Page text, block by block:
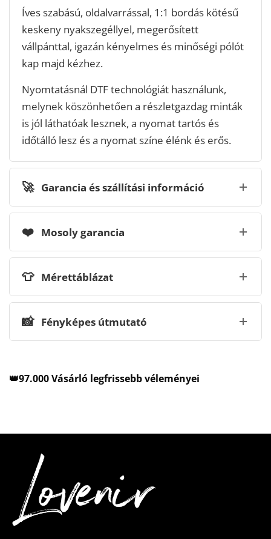
Íves szabású, oldalvarrással, 1:1 bordás kötésű
keskeny nyakszegéllyel, megerősített
vállpánttal, igazán kényelmes és minőségi pólót
kap majd kézhez.
Nyomtatásnál DTF technológiát használunk,
melynek köszönhetően a részletgazdag minták
is jól láthatóak lesznek, a nyomat tartós és
időtálló lesz és a nyomat színe élénk és erős.
🚀 Garancia és szállítási információ
❤️ Mosoly garancia
👕 Mérettáblázat
📸 Fényképes útmutató
👑97.000 Vásárló legfrissebb véleményei